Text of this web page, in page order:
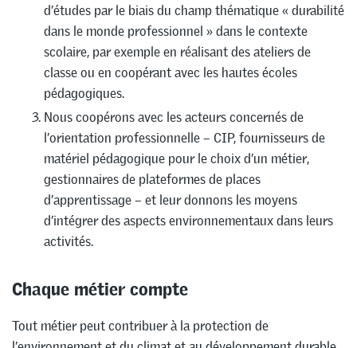
d’études par le biais du champ thématique « durabilité
dans le monde professionnel » dans le contexte
scolaire, par exemple en réalisant des ateliers de
classe ou en coopérant avec les hautes écoles
pédagogiques.
Nous coopérons avec les acteurs concernés de
l’orientation professionnelle – CIP, fournisseurs de
matériel pédagogique pour le choix d’un métier,
gestionnaires de plateformes de places
d’apprentissage – et leur donnons les moyens
d’intégrer des aspects environnementaux dans leurs
activités.
Chaque métier compte
Tout métier peut contribuer à la protection de